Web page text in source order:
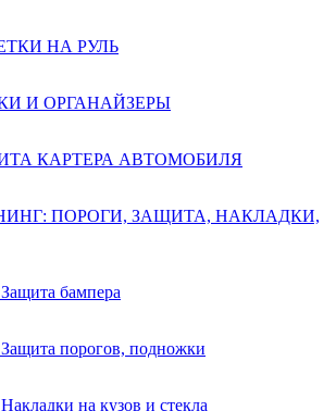
НА РУЛЬ
И ОРГАНАЙЗЕРЫ
КАРТЕРА АВТОМОБИЛЯ
ПОРОГИ, ЗАЩИТА, НАКЛАДКИ,
Защита бампера
Защита порогов, подножки
Накладки на кузов и стекла